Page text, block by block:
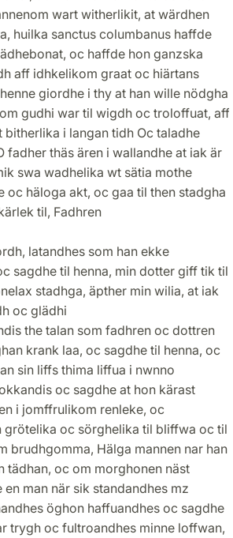
wart witherlikit, at wärdhen
huilka sanctus columbanus haffde
oc haffde hon ganzska
aff idhkelikom graat oc hiärtans
giordhe i thy at han wille nödgha
gudhi war til wigdh oc troloffuat, aff
i langan tidh Oc taladhe
thäs ären i wallandhe at iak är
swa wadhelika wt sätia mothe
häloga akt, oc gaa til then stadgha
til, Fadhren
latandhes som han ekke
sagdhe til henna, min dotter giff tik til
stadhga, äpther min wilia, at iak
oc glädhi
the talan som fadhren oc dottren
krank laa, oc sagdhe til henna, oc
sin liffs thima liffua i nwnno
oc sagdhe at hon kärast
i jomffrulikom renleke, oc
grötelika oc sörghelika til bliffwa oc til
brudhgomma, Hälga mannen nar han
tädhan, oc om morghonen näst
man när sik standandhes mz
öghon haffuandhes oc sagdhe
trygh oc fultroandhes minne loffwan,